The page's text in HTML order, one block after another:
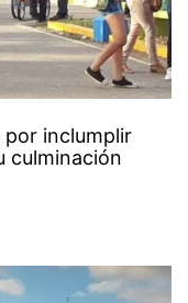
por inclumplir
culminación